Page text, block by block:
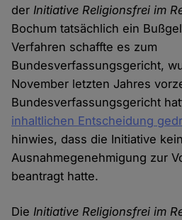
derInitiative Religionsfrei im
Bochum tatsächlich ein
Verfahren schaffte es zum
Bundesverfassungsgericht,
November letzten Jahres
Bundesverfassungsgericht
inhaltlichen Entscheidung
hinwies, dass die Initiative
Ausnahmegenehmigung zur
beantragt hatte.
DieInitiative Religionsfrei im